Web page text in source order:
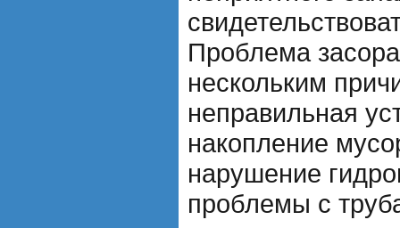
Проблема
нескольким
неправильная
накопление
нарушение
проблемы с